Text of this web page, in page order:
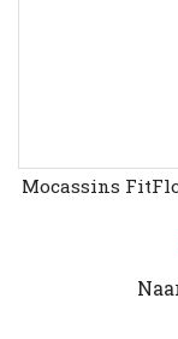
Mocassins